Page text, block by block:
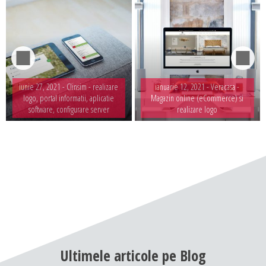
iunie 27, 2021 - Clinsim - realizare
logo, portal informatii, aplicatie
software, configurare server
ianuarie 12, 2021 -Veracasa -
Magazin online (eCommerce) si
realizare logo
Ultimele articole pe Blog